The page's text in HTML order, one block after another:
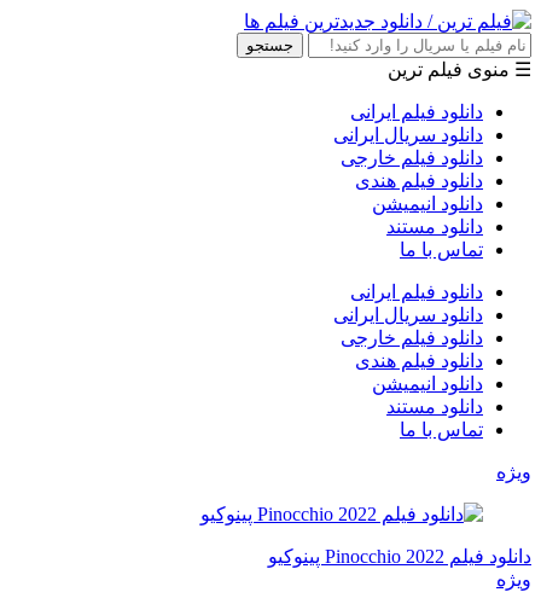
جستجو
☰ منوی فیلم ترین
دانلود فیلم ایرانی
دانلود سریال ایرانی
دانلود فیلم خارجی
دانلود فیلم هندی
دانلود انیمیشن
دانلود مستند
تماس با ما
دانلود فیلم ایرانی
دانلود سریال ایرانی
دانلود فیلم خارجی
دانلود فیلم هندی
دانلود انیمیشن
دانلود مستند
تماس با ما
ویژه
دانلود فیلم Pinocchio 2022 پینوکیو
ویژه